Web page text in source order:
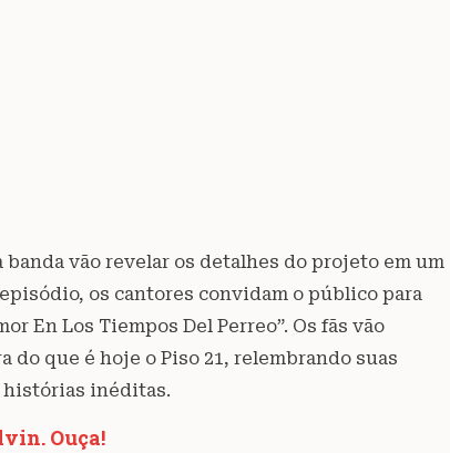
vão revelar os detalhes do projeto em um
os cantores convidam o público para
En Los Tiempos Del Perreo”. Os fãs vão
do que é hoje o Piso 21, relembrando suas
histórias inéditas.
Ouça!